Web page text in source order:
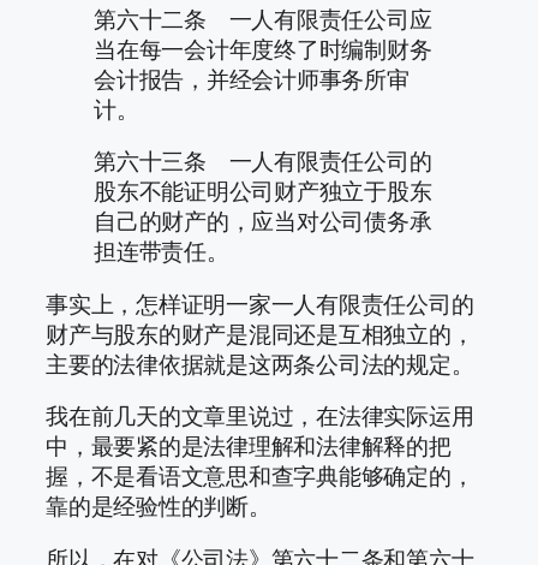
第六十二条 一人有限责任公司应
当在每一会计年度终了时编制财务
会计报告，并经会计师事务所审
计。
第六十三条 一人有限责任公司的
股东不能证明公司财产独立于股东
自己的财产的，应当对公司债务承
担连带责任。
事实上，怎样证明一家一人有限责任公司的
财产与股东的财产是混同还是互相独立的，
主要的法律依据就是这两条公司法的规定。
我在前几天的文章里说过，在法律实际运用
中，最要紧的是法律理解和法律解释的把
握，不是看语文意思和查字典能够确定的，
靠的是经验性的判断。
所以，在对《公司法》第六十二条和第六十